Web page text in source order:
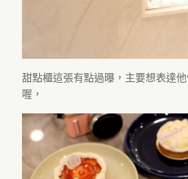
甜點櫃這張有點過曝，主要想表達
喔，